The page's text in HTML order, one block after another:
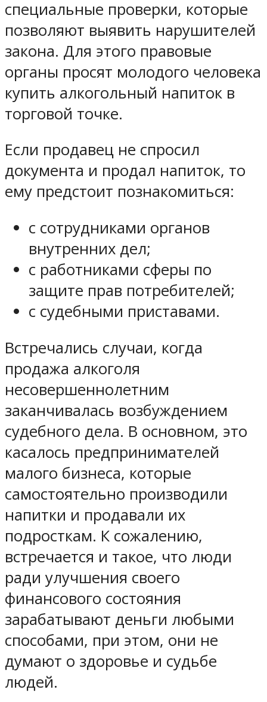
специальные проверки, которые
позволяют выявить нарушителей
закона. Для этого правовые
органы просят молодого человека
купить алкогольный напиток в
торговой точке.
Если продавец не спросил
документа и продал напиток, то
ему предстоит познакомиться:
с сотрудниками органов
внутренних дел;
с работниками сферы по
защите прав потребителей;
с судебными приставами.
Встречались случаи, когда
продажа алкоголя
несовершеннолетним
заканчивалась возбуждением
судебного дела. В основном, это
касалось предпринимателей
малого бизнеса, которые
самостоятельно производили
напитки и продавали их
подросткам. К сожалению,
встречается и такое, что люди
ради улучшения своего
финансового состояния
зарабатывают деньги любыми
способами, при этом, они не
думают о здоровье и судьбе
людей.